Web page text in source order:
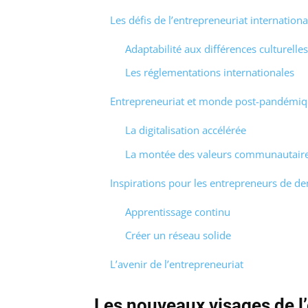
Les défis de l’entrepreneuriat
Adaptabilité aux différences culturelles
Les réglementations internationales
Entrepreneuriat et monde post-
La digitalisation accélérée
La montée des valeurs
Inspirations pour les entrepreneurs de
Apprentissage continu
Créer un réseau solide
L’avenir de l’entrepreneuriat